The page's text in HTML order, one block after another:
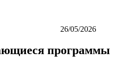
26/05/2026
программы